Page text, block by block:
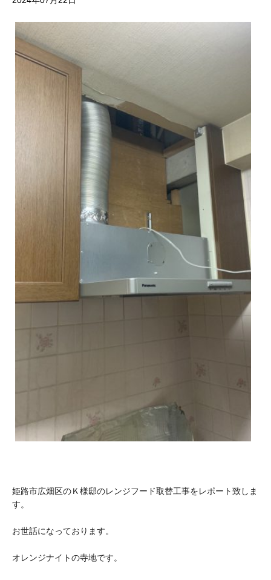
姫路市広畑区のＫ様邸のレンジフード取替工事をレポート致しま
す。
お世話になっております。
オレンジナイトの寺地です。